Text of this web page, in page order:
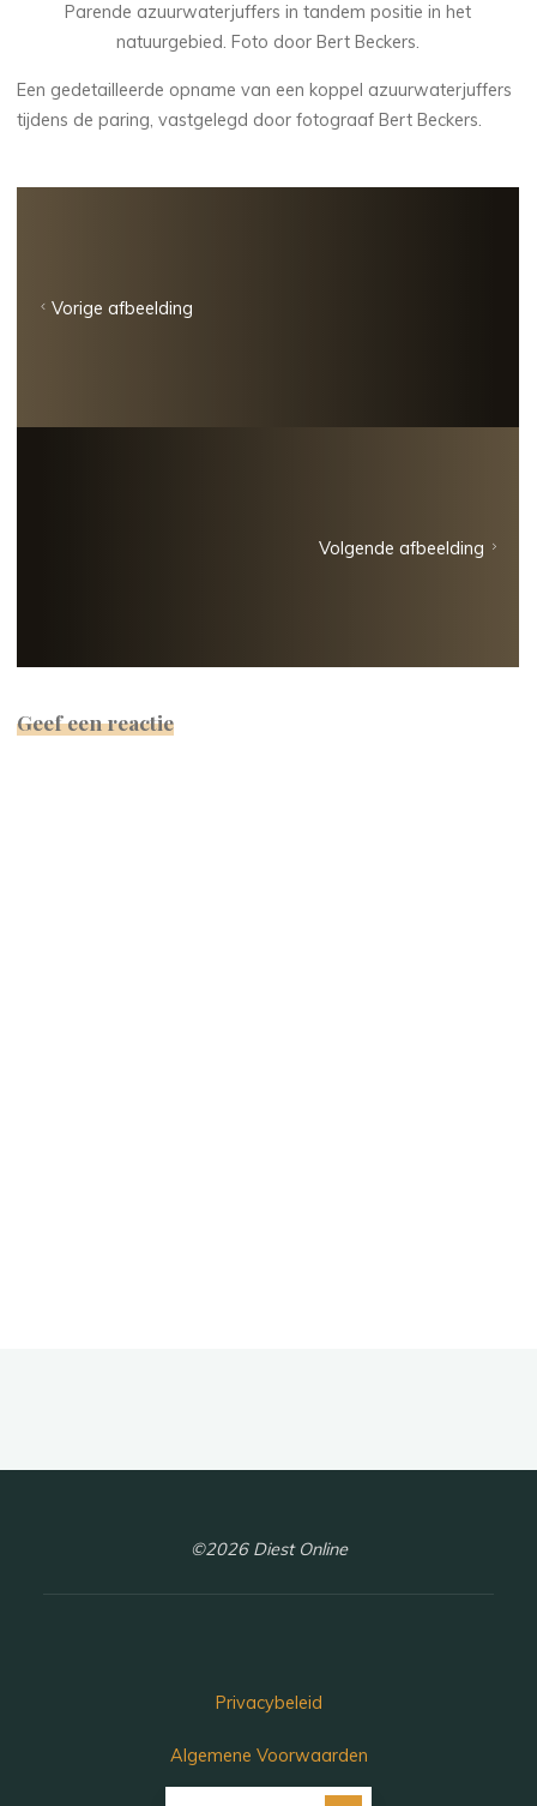
Parende azuurwaterjuffers in tandem positie in het
natuurgebied. Foto door Bert Beckers.
Een gedetailleerde opname van een koppel azuurwaterjuffers
tijdens de paring, vastgelegd door fotograaf Bert Beckers.
Vorige afbeelding
Volgende afbeelding
Geef een reactie
©2026 Diest Online
Privacybeleid
Algemene Voorwaarden